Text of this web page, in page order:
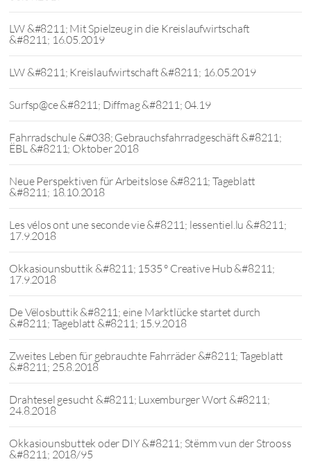
LW &#8211; Mit Spielzeug in die Kreislaufwirtschaft
&#8211; 16.05.2019
LW &#8211; Kreislaufwirtschaft &#8211; 16.05.2019
Surfsp@ce &#8211; Diffmag &#8211; 04.19
Fahrradschule &#038; Gebrauchsfahrradgeschäft &#8211;
ËBL &#8211; Oktober 2018
Neue Perspektiven für Arbeitslose &#8211; Tageblatt
&#8211; 18.10.2018
Les vélos ont une seconde vie &#8211; lessentiel.lu &#8211;
17.9.2018
Okkasiounsbuttik &#8211; 1535 ° Creative Hub &#8211;
17.9.2018
De Vëlosbuttik &#8211; eine Marktlücke startet durch
&#8211; Tageblatt &#8211; 15.9.2018
Zweites Leben für gebrauchte Fahrräder &#8211; Tageblatt
&#8211; 25.8.2018
Drahtesel gesucht &#8211; Luxemburger Wort &#8211;
24.8.2018
Okkasiounsbuttek oder DIY &#8211; Stëmm vun der Strooss
&#8211; 2018/95